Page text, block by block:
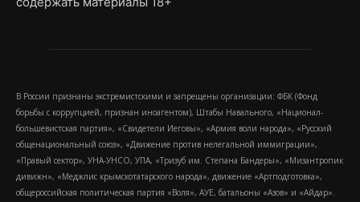
В России признаны экстремистскими и запрещены организации: ФБК (Фонд
борьбы с коррупцией, признан иноагентом), Штабы Навального, «Национал-
большевистская партия», «Свидетели Иеговы», «Армия воли народа», «Русский
общенациональный союз», «Движение против нелегальной иммиграции»,
«Правый сектор», УНА-УНСО, УПА, «Тризуб им. Степана Бандеры», «Мизантропик
дивижн», «Меджлис крымскотатарского народа», движение «Артподготовка»,
общероссийская политическая партия «Воля», АУЕ, батальоны «Азов» и «Айдар».